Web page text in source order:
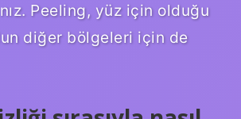
Peeling, yüz için olduğu
diğer bölgeleri için de